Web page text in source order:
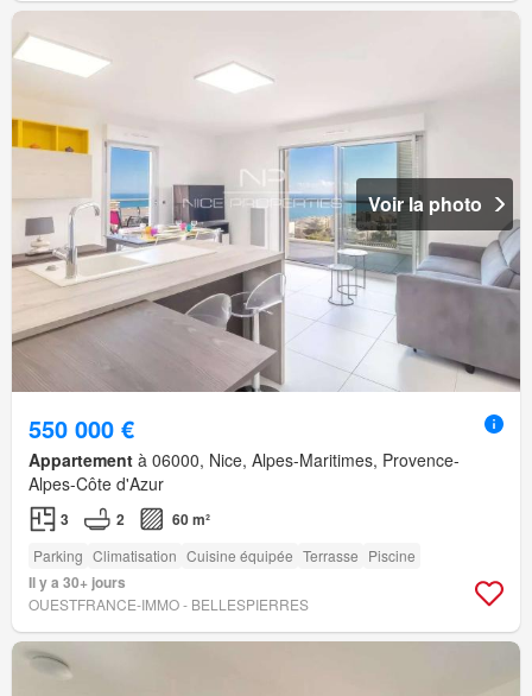
Voir la photo
550 000 €
Appartement à 06000, Nice, Alpes-Maritimes, Provence-
Alpes-Côte d'Azur
3 2 60 m²
Parking Climatisation Cuisine équipée Terrasse Piscine
Il y a 30+ jours
OUESTFRANCE-IMMO - BELLESPIERRES